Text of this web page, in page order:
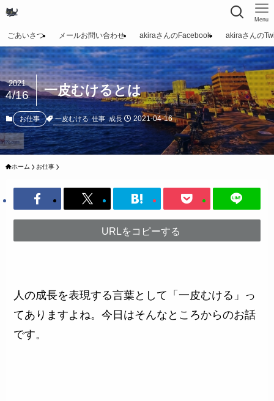
Menu
ごあいさつ メールお問い合わせ akiraさんのFacebook akiraさんの
一皮むけるとは
2021
4/16
お仕事 一皮むける 仕事 成長 2021-04-16
ホーム お仕事
URLをコピーする
人の成長を表現する言葉として「一皮むける」っ
てありますよね。今日はそんなところからのお話
です。